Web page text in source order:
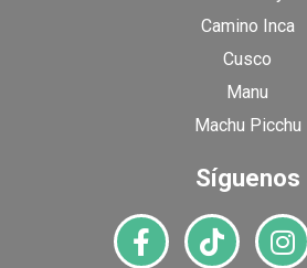
Camino Inca
Cusco
Manu
Machu Picchu
Síguenos